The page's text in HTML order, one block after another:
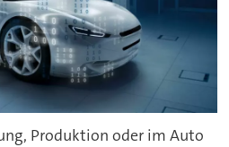
Produktion oder im Auto